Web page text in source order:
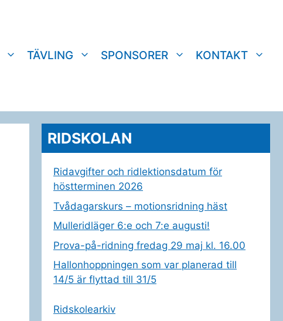
TÄVLING SPONSORER KONTAKT
RIDSKOLAN
Ridavgifter och ridlektionsdatum för
höstterminen 2026
Tvådagarskurs – motionsridning häst
Mulleridläger 6:e och 7:e augusti!
Prova-på-ridning fredag 29 maj kl. 16.00
Hallonhoppningen som var planerad till
14/5 är flyttad till 31/5
Ridskolearkiv